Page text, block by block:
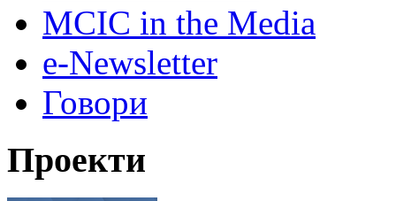
MCIC in the Media
e-Newsletter
Говори
Проекти